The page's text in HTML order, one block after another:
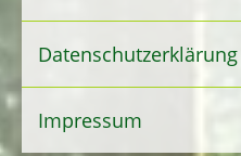
Datenschutzerklärung
Impressum